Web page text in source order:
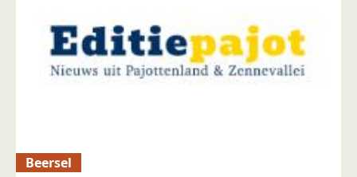
Beersel